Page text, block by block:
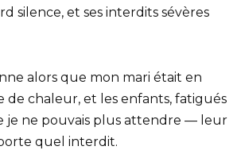
silence, et ses interdits sévères
alors que mon mari était en
de chaleur, et les enfants, fatigués
je ne pouvais plus attendre — leur
quel interdit.